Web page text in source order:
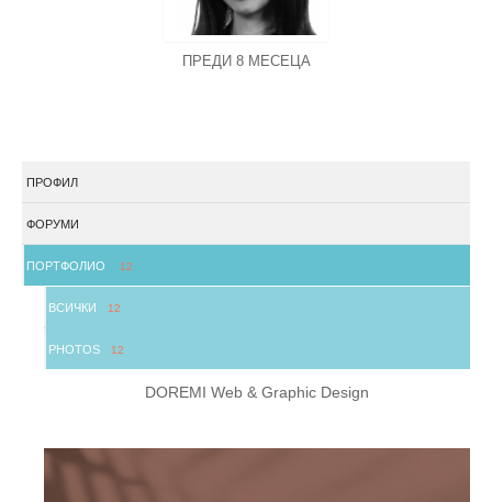
ПРЕДИ 8 МЕСЕЦА
ПРОФИЛ
ФОРУМИ
ПОРТФОЛИО 12
ВСИЧКИ 12
PHOTOS 12
DOREMI Web & Graphic Design